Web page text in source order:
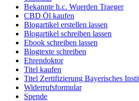
Bekannte h.c. Wuerden Traeger
CBD Öl kaufen
Blogartikel erstellen lassen
Blogartikel schreiben lassen
Ebook schreiben lassen
Blogtexte schreiben
Ehrendoktor
Titel kaufen
Titel Zertifizierung Bayerisches
Widerrufsformular
Spende